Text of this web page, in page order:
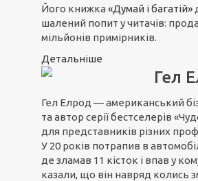
Його книжка «Думай і багатій»
шалений попит у читачів:
мільйонів примірників.
Детальніше
Гел
Гел Елрод — американський
та автор серії бестселерів
для представників різних
У 20 років потрапив в
де зламав 11 кісток і впав у
казали, що він навряд колись